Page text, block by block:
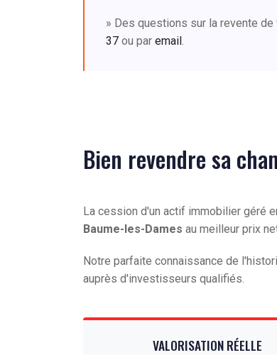
» Des questions sur la revente
37 ou par email.
Bien revendre sa
La cession d'un actif immobilier géré
Baume-les-Dames au meilleur prix
Notre parfaite connaissance de
auprès d'investisseurs qualifiés.
VALORISATION RÉELLE